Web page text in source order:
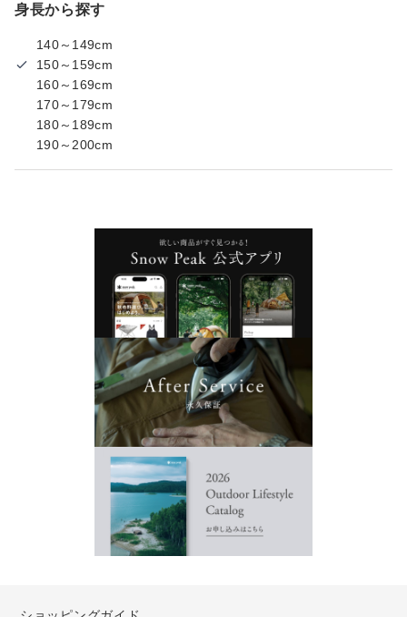
身長から探す
140～149cm
150～159cm
160～169cm
170～179cm
180～189cm
190～200cm